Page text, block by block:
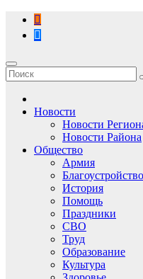
Перейти
содержимому
Новости
Новости
Новости Района
Общество
Армия
Благоустройство
История
Помощь
Праздники
СВО
Труд
Образование
Культура